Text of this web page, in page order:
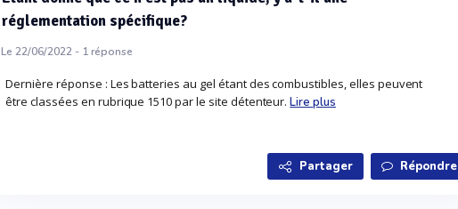
réglementation spécifique?
Le 22/06/2022 - 1réponse
Dernière réponse : Les batteries au gel étant des combustibles, elles peuvent
être classées en rubrique 1510 par le site détenteur.Lire plus
Partager Répondre